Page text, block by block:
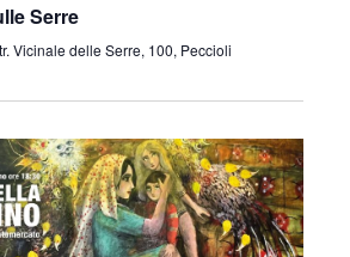
z
i
o
n
e
Serre
Vicinale delle Serre, 100, Peccioli